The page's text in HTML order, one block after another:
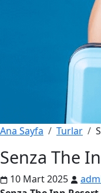
Ana Sayfa Turlar
Senza The
10 Mart 2025